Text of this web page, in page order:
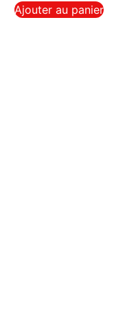
Ajouter au panier